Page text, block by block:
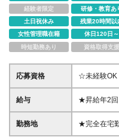
経験者限定
研修・教育あ
土日祝休み
残業20時間以
女性管理職在籍
休日120日～
時短勤務あり
資格取得支援
応募資格
☆未経験OK
持ちの方 ┗
ビジネススキルが
分のアイ
ニケーショ
給与
★昇給年2回
事例あり 月給29.8万円～＋賞与＋各種手当 ※経験・
スキルを考
勤務地
★完全在宅
ベントやセ